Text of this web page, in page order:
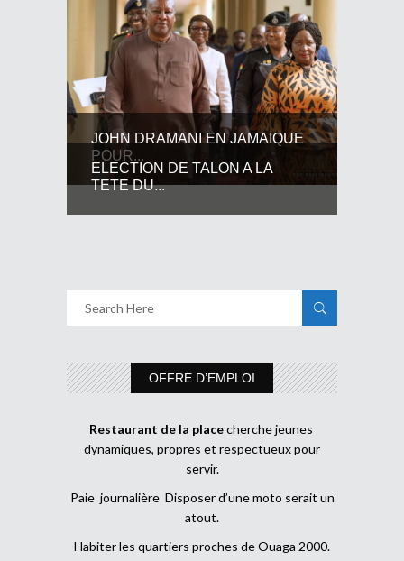
JOHN DRAMANI EN JAMAIQUE
POUR...
ELECTION DE TALON A LA
TETE DU...
OFFRE D’EMPLOI
Restaurant de la placecherche jeunes
dynamiques, propres et respectueux pour
servir.
Paie journalière Disposer d’une moto serait un
atout.
Habiter les quartiers proches de Ouaga 2000.